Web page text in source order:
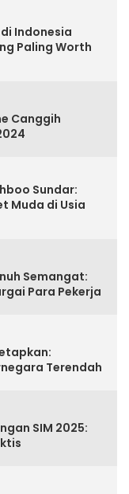
Indonesia
Paling Worth
Canggih
Sundar:
Muda di Usia
Semangat:
Para Pekerja
Terendah
SIM 2025: